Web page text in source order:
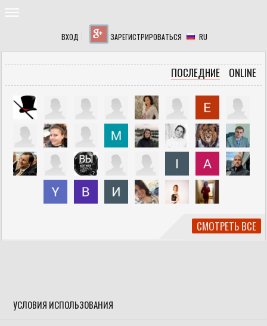
ВХОД ЗАРЕГИСТРИРОВАТЬСЯ RU
ПОСЛЕДНИЕ ONLINE
СМОТРЕТЬ ВСЕ
УСЛОВИЯ ИСПОЛЬЗОВАНИЯ